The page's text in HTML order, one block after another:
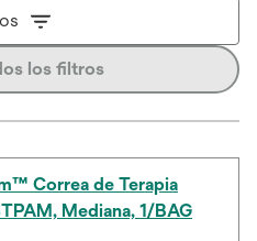
los filtros
Correa de Terapia
Mediana, 1/BAG